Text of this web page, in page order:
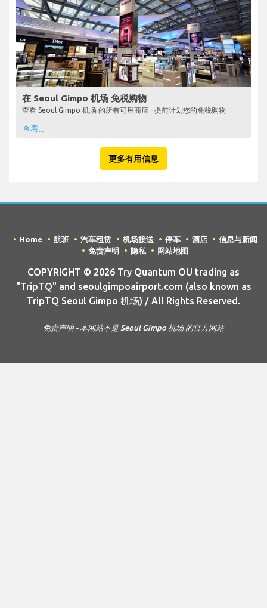
在 Seoul Gimpo 机场 免税购物
查看 Seoul Gimpo 机场 的所有可用商店 - 提前计划您的免税购物
查看...
更多有用信息
Home 航班 汽车租赁 机场接送 停车 酒店
信息与新闻
免责声明
隐私 网站地图
COPYRIGHT © 2026 Try Quantum OU trading as
"TripTQ" and seoulgimpoairport.com (also known as
TripTQ Seoul Gimpo 机场) / All Rights Reserved.
免责声明 - 本网站不是 Seoul Gimpo 机场 的官方网站